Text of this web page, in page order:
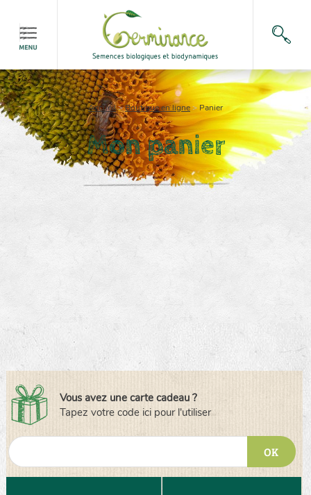
Accueil>Boutique en ligne>Panier
Mon panier
Vous avez une carte cadeau ?
Tapez votre code ici pour l'utiliser
OK